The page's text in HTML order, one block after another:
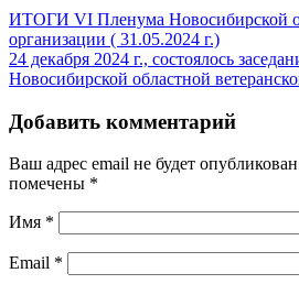
ИТОГИ VI Пленума Новосибирской
организации ( 31.05.2024 г.)
24 декабря 2024 г., состоялось
Новосибирской областной
Добавить комментарий
Ваш адрес email не будет
помечены *
Имя *
Email *